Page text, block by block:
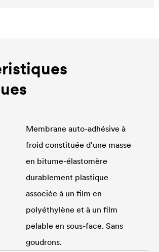
Membrane auto-adhésive à
froid constituée d'une masse
en bitume-élastomère
durablement plastique
associée à un film en
polyéthylène et à un film
pelable en sous-face. Sans
goudrons.